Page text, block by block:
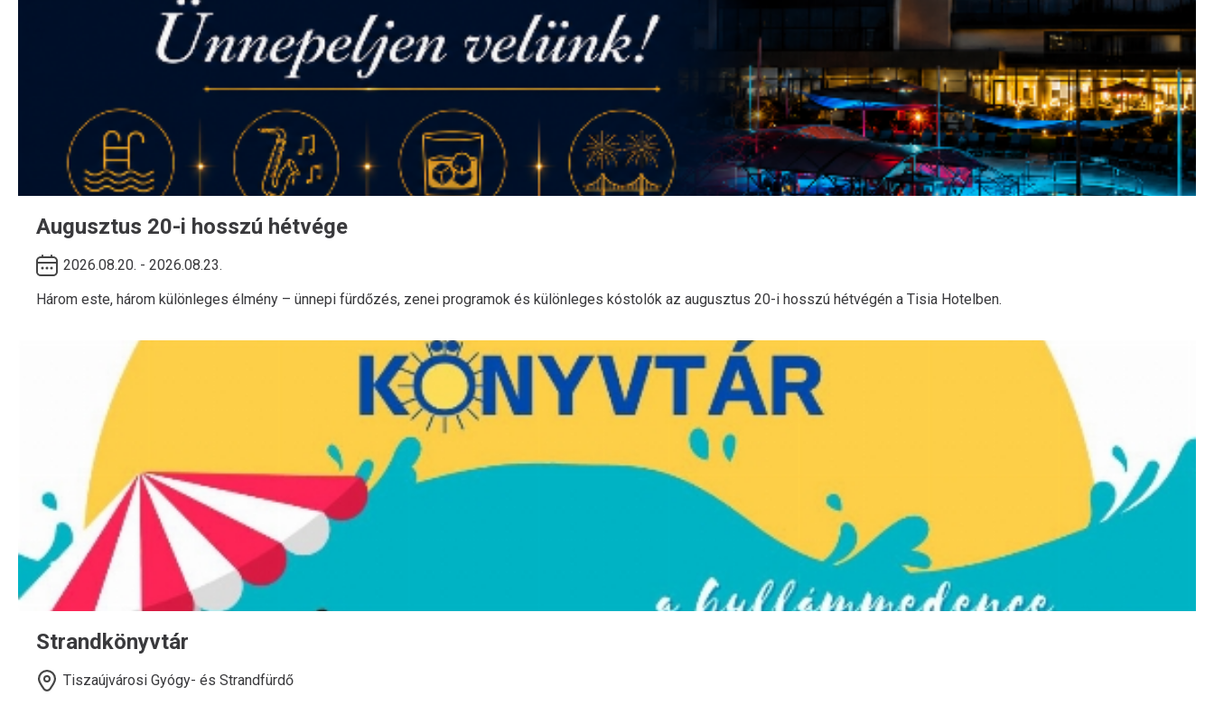
Augusztus 20-i hosszú hétvége
2026.08.20. - 2026.08.23.
Három este, három különleges élmény – ünnepi fürdőzés, zenei programok és különleges kóstolók az augusztus 20-i hosszú hétvégén a Tisia Hotelben.
Strandkönyvtár
Tiszaújvárosi Gyógy- és Strandfürdő